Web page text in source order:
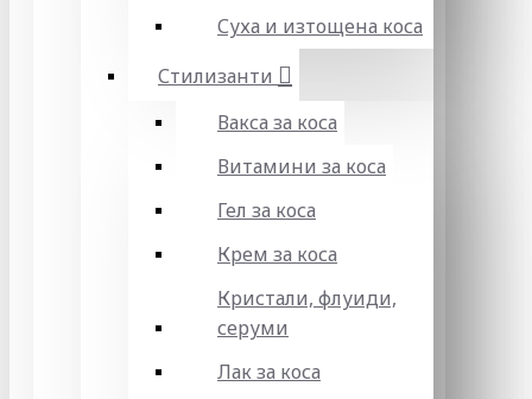
Суха и изтощена коса
Стилизанти
Вакса за коса
Витамини за коса
Гел за коса
Крем за коса
Кристали, флуиди,
серуми
Лак за коса